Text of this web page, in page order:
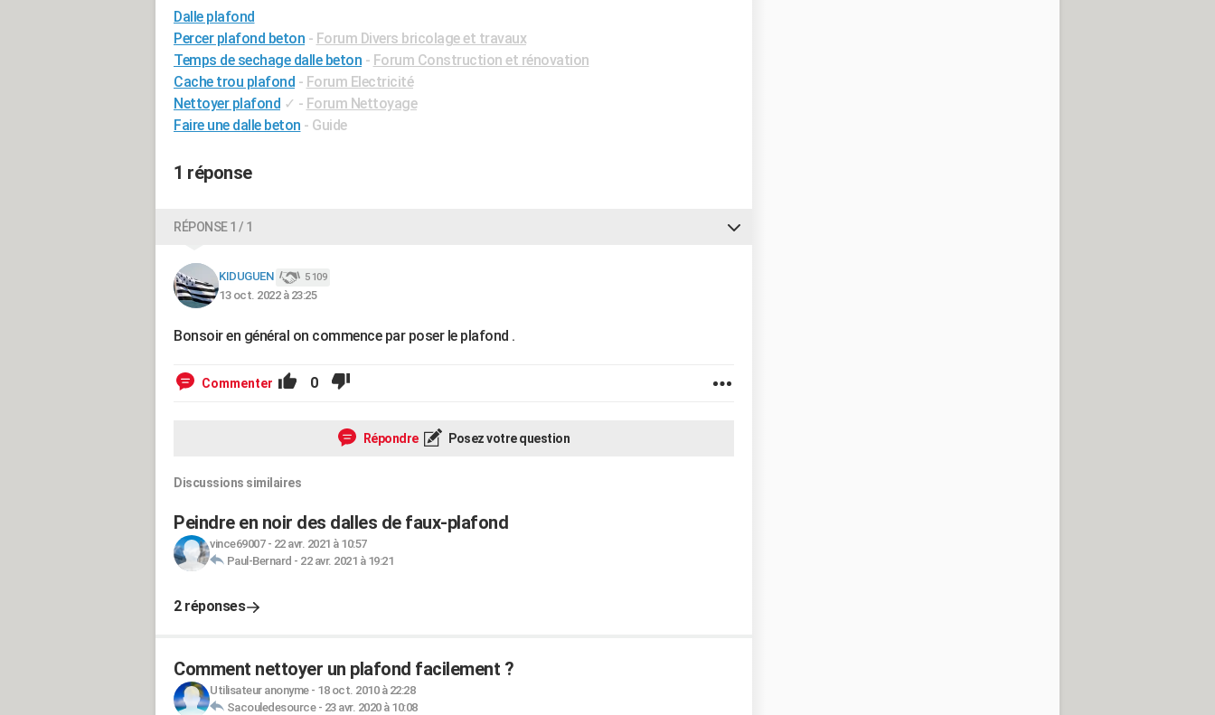
Dalle plafond
Percer plafond beton - Forum Divers bricolage et travaux
Temps de sechage dalle beton - Forum Construction et rénovation
Cache trou plafond - Forum Electricité
Nettoyer plafond ✓ - Forum Nettoyage
Faire une dalle beton - Guide
1 réponse
RÉPONSE 1 / 1
KIDUGUEN 5 109
13 oct. 2022 à 23:25
Bonsoir en général on commence par poser le plafond .
Commenter 0
Répondre Posez votre question
Discussions similaires
Peindre en noir des dalles de faux-plafond
vince69007- 22 avr. 2021 à 10:57
Paul-Bernard - 22 avr. 2021 à 19:21
2 réponses
Comment nettoyer un plafond facilement ?
Utilisateur anonyme- 18 oct. 2010 à 22:28
Sacouledesource- 23 avr. 2020 à 10:08